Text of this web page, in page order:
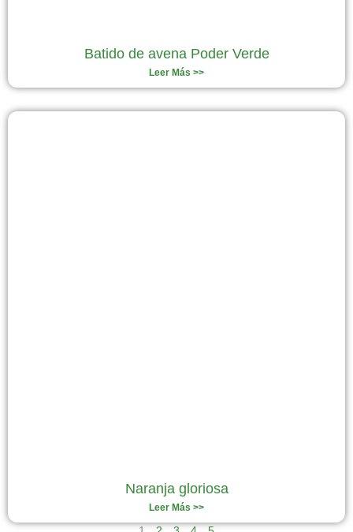
Batido de avena Poder Verde
Leer Más >>
Naranja gloriosa
Leer Más >>